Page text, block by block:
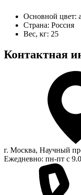
Основной цвет:
Страна: Россия
Вес, кг: 25
Контактная
г. Москва, Научный
Ежедневно: пн-пт с